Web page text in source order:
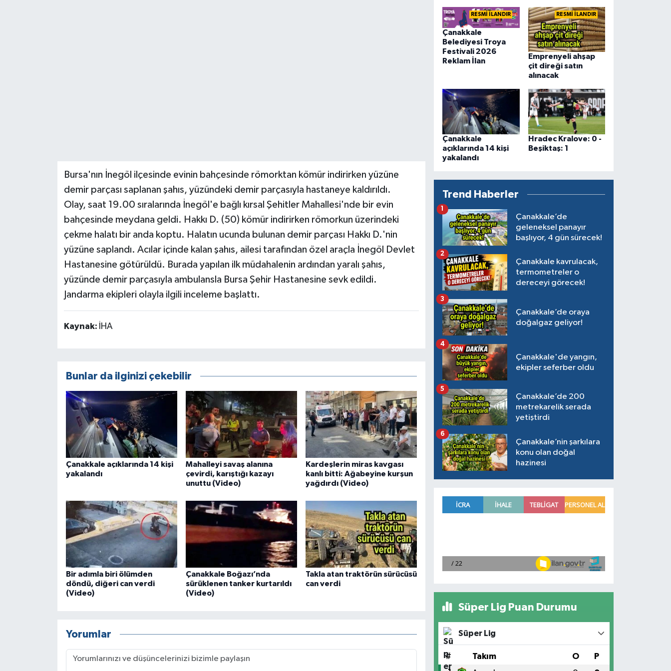
Bursa'nın İnegöl ilçesinde evinin bahçesinde römorktan kömür indirirken yüzüne
demir parçası saplanan şahıs, yüzündeki demir parçasıyla hastaneye kaldırıldı.
Olay, saat 19.00 sıralarında İnegöl'e bağlı kırsal Şehitler Mahallesi'nde bir evin
bahçesinde meydana geldi. Hakkı D. (50) kömür indirirken römorkun üzerindeki
çekme halatı bir anda koptu. Halatın ucunda bulunan demir parçası Hakkı D.'nin
yüzüne saplandı. Acılar içinde kalan şahıs, ailesi tarafından özel araçla İnegöl Devlet
Hastanesine götürüldü. Burada yapılan ilk müdahalenin ardından yaralı şahıs,
yüzünde demir parçasıyla ambulansla Bursa Şehir Hastanesine sevk edildi.
Jandarma ekipleri olayla ilgili inceleme başlattı.
Kaynak: İHA
Bunlar da ilginizi çekebilir
Çanakkale açıklarında 14 kişi
yakalandı
Mahalleyi savaş alanına
çevirdi, karıştığı kazayı
unuttu (Video)
Kardeşlerin miras kavgası
kanlı bitti: Ağabeyine kurşun
yağdırdı (Video)
Bir adımla biri ölümden
döndü, diğeri can verdi
(Video)
Çanakkale Boğazı’nda
sürüklenen tanker kurtarıldı
(Video)
Takla atan traktörün sürücüsü
can verdi
Yorumlar
RESMİ İLANDIR
Çanakkale
Belediyesi Troya
Festivali 2026
Reklam İlan
RESMİ İLANDIR
Emprenyeli ahşap
çit direği satın
alınacak
Çanakkale
açıklarında 14 kişi
yakalandı
Hradec Kralove: 0 -
Beşiktaş: 1
Trend Haberler
Çanakkale’de
geleneksel panayır
başlıyor, 4 gün sürecek!
1
Çanakkale kavrulacak,
termometreler o
dereceyi görecek!
2
Çanakkale’de oraya
doğalgaz geliyor!
3
Çanakkale'de yangın,
ekipler seferber oldu
4
Çanakkale’de 200
metrekarelik serada
yetiştirdi
5
Çanakkale’nin şarkılara
konu olan doğal
hazinesi
6
Süper Lig Puan Durumu
Süper Lig
# Takım O P